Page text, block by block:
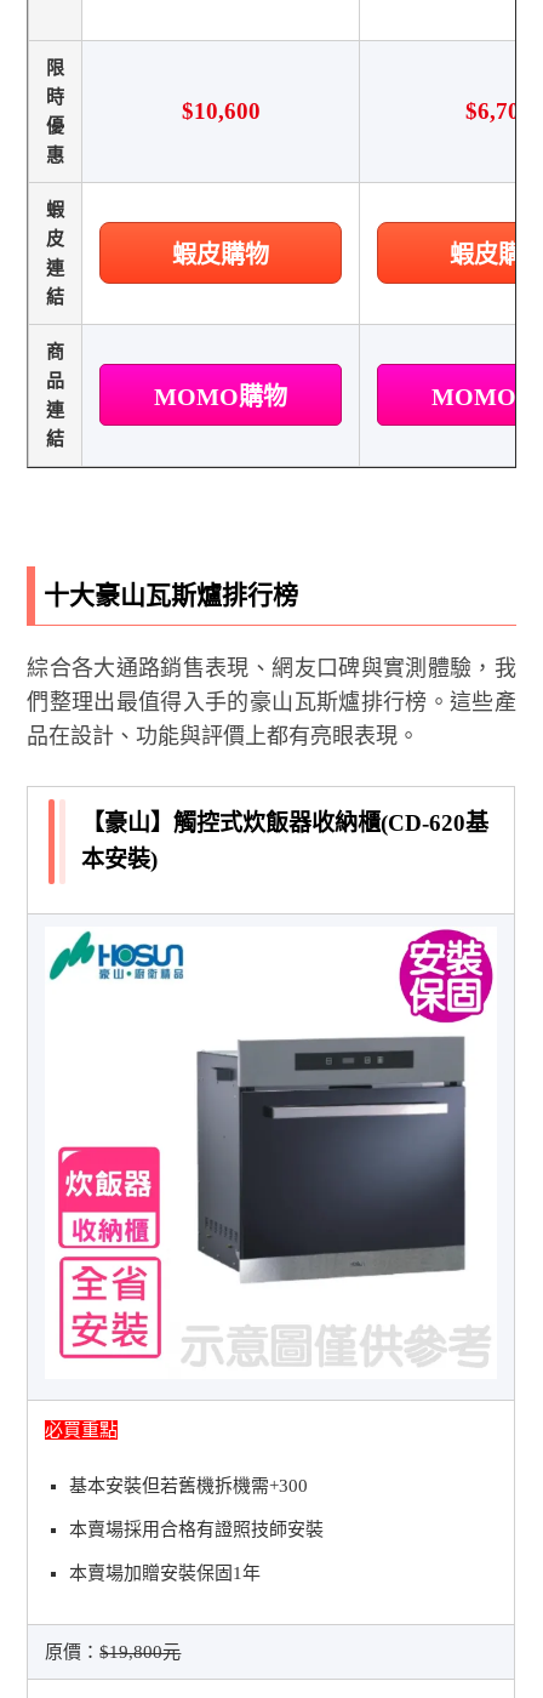
限
時
優
惠
$10,600 $6,700
蝦
皮
連
結
蝦皮購物 蝦皮購
商
品
連
結
MOMO購物 MOMO
十大豪山瓦斯爐排行榜
綜合各大通路銷售表現、網友口碑與實測體驗，我
們整理出最值得入手的豪山瓦斯爐排行榜。這些產
品在設計、功能與評價上都有亮眼表現。
【豪山】觸控式炊飯器收納櫃(CD-620基
本安裝)
必買重點
基本安裝但若舊機拆機需+300
本賣場採用合格有證照技師安裝
本賣場加贈安裝保固1年
原價：$19,800元